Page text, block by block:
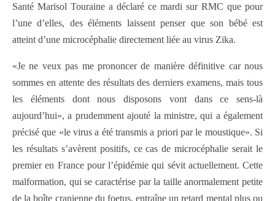
Santé Marisol Touraine a déclaré ce mardi sur RMC que pour
l’une d’elles, des éléments laissent penser que son bébé est
atteint d’une microcéphalie directement liée au virus Zika.
«Je ne veux pas me prononcer de manière définitive car nous
sommes en attente des résultats des derniers examens, mais tous
les éléments dont nous disposons vont dans ce sens-là
aujourd’hui», a prudemment ajouté la ministre, qui a également
précisé que «le virus a été transmis a priori par le moustique». Si
les résultats s’avèrent positifs, ce cas de microcéphalie serait le
premier en France pour l’épidémie qui sévit actuellement. Cette
malformation, qui se caractérise par la taille anormalement petite
de la boîte cranienne du foetus, entraîne un retard mental plus ou